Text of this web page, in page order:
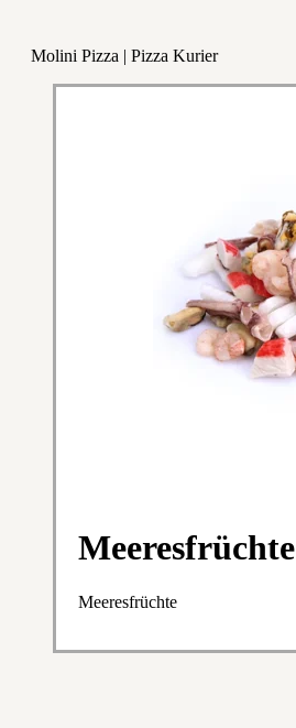
Molini Pizza | Pizza Kurier
Meeresfrüchte
Meeresfrüchte